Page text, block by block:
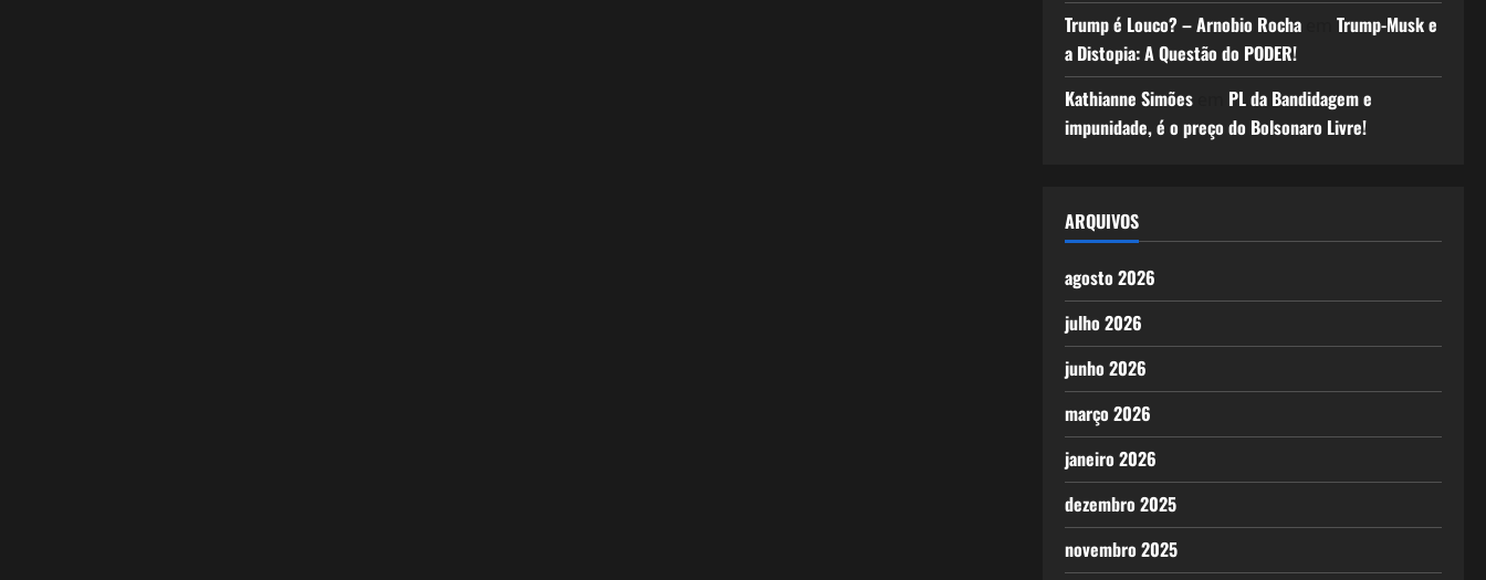
Trump é Louco? – Arnobio Rochaem Trump-Musk e
a Distopia: A Questão do PODER!
Kathianne Simõesem PL da Bandidagem e
impunidade, é o preço do Bolsonaro Livre!
ARQUIVOS
agosto 2026
julho 2026
junho 2026
março 2026
janeiro 2026
dezembro 2025
novembro 2025